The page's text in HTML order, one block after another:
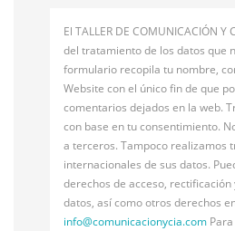
El TALLER DE COMUNICACIÓN
del tratamiento de los datos que
formulario recopila tu nombre,
Website con el único fin de que
comentarios dejados en la web.
con base en tu consentimiento.
a terceros. Tampoco realizamos
internacionales de sus datos.
derechos de acceso, rectificación
datos, así como otros derechos
info@comunicacionycia.com